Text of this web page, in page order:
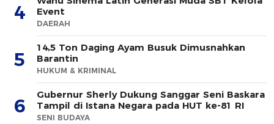
4
Event
DAERAH
5
14,5 Ton Daging Ayam Busuk Dimusnahkan
Barantin
HUKUM & KRIMINAL
6
Gubernur Sherly Dukung Sanggar Seni Baskara
Tampil di Istana Negara pada HUT ke-81 RI
SENI BUDAYA